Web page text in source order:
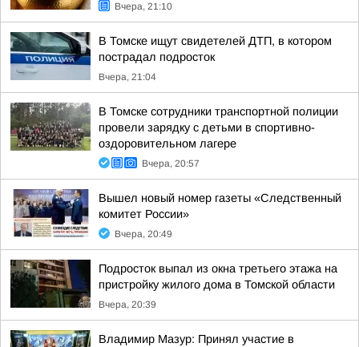
Вчера, 21:10
В Томске ищут свидетелей ДТП, в котором
пострадал подросток
Вчера, 21:04
В Томске сотрудники транспортной полиции
провели зарядку с детьми в спортивно-
оздоровительном лагере
Вчера, 20:57
Вышел новый номер газеты «Следственный
комитет России»
Вчера, 20:49
Подросток выпал из окна третьего этажа на
пристройку жилого дома в Томской области
Вчера, 20:39
Владимир Мазур: Принял участие в